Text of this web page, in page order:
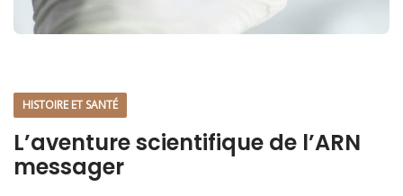
HISTOIRE ET SANTÉ
L’aventure scientifique de l’ARN
messager